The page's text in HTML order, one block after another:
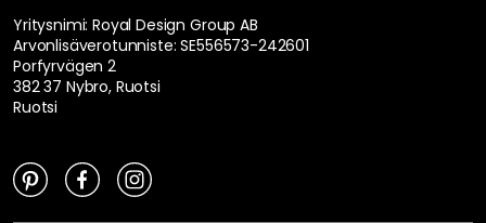
Yritysnimi: Royal Design Group AB
Arvonlisäverotunniste: SE556573-242601
Porfyrvägen 2
382 37 Nybro, Ruotsi
Ruotsi